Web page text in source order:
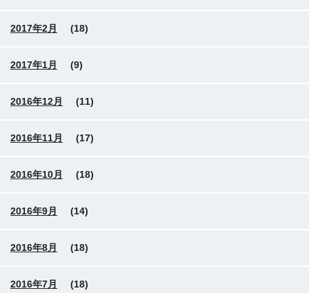
2017年2月 (18)
2017年1月 (9)
2016年12月 (11)
2016年11月 (17)
2016年10月 (18)
2016年9月 (14)
2016年8月 (18)
2016年7月 (18)